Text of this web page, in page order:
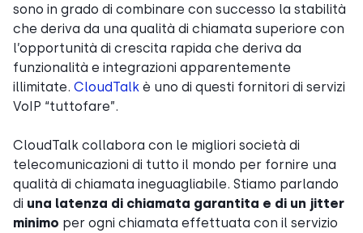
sono in grado di combinare con successo la stabilità
che deriva da una qualità di chiamata superiore con
l’opportunità di crescita rapida che deriva da
funzionalità e integrazioni apparentemente
illimitate. CloudTalk è uno di questi fornitori di servizi
VoIP “tuttofare”.
CloudTalk collabora con le migliori società di
telecomunicazioni di tutto il mondo per fornire una
qualità di chiamata ineguagliabile. Stiamo parlando
di una latenza di chiamata garantita e di un jitter
minimo per ogni chiamata effettuata con il servizio